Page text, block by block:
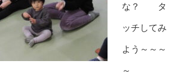
な？ タ
ッチしてみ
よう～～～
～